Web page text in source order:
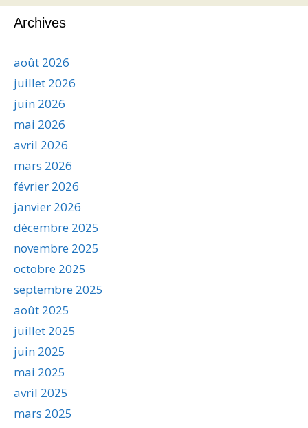
Archives
août 2026
juillet 2026
juin 2026
mai 2026
avril 2026
mars 2026
février 2026
janvier 2026
décembre 2025
novembre 2025
octobre 2025
septembre 2025
août 2025
juillet 2025
juin 2025
mai 2025
avril 2025
mars 2025